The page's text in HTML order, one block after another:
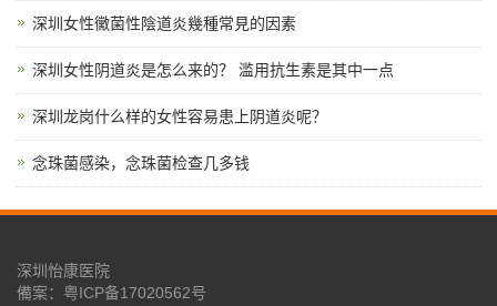
深圳女性黴菌性陰道炎幾種常見的因素
深圳女性阴道炎是怎么来的？ 滥用抗生素是其中一点
深圳龙岗什么样的女性容易患上阴道炎呢？
念珠菌感染，念珠菌检查几多钱
深圳怡康医院
備案： 粤ICP备17020562号